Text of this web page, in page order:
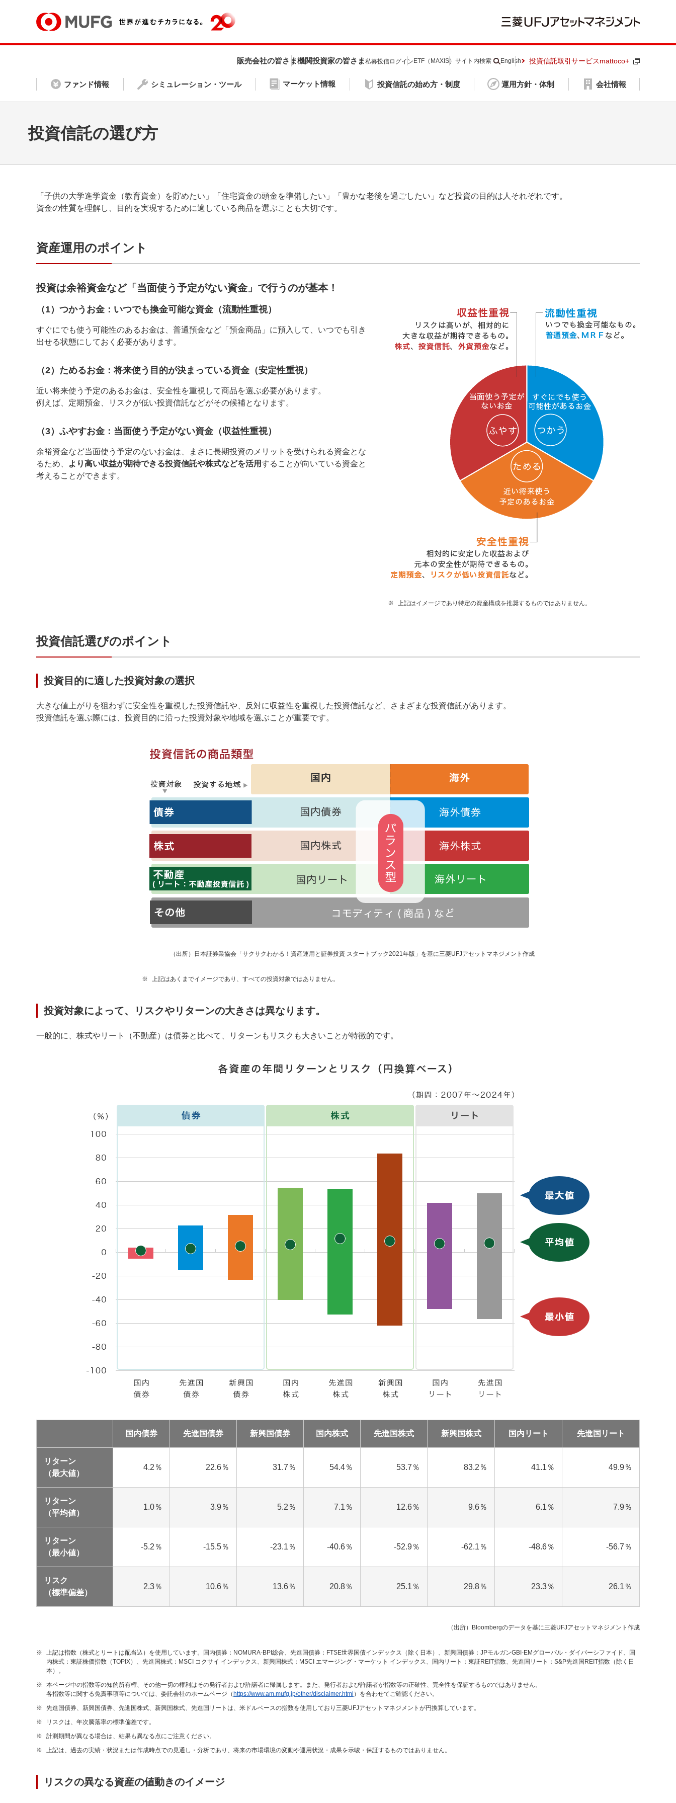
ファンド情報 シミュレーション・ツール マーケット情報 投資信託の始め方・制度 運用方針・体制 会社情報
販売会社の皆さま機関投資家の皆さま 私募投信ログイン ETF（MAXIS） サイト内検索 English 投資信託取引サービスmattoco+
投資信託の選び方
「子供の大学進学資金（教育資金）を貯めたい」「住宅資金の頭金を準備したい」「豊かな老後を過ごしたい」など投資の目的は人それぞれです。
資金の性質を理解し、目的を実現するために適している商品を選ぶことも大切です。
資産運用のポイント
投資は余裕資金など「当面使う予定がない資金」で行うのが基本！
※ 上記はイメージであり特定の資産構成を推奨するものではありません。
（1）つかうお金：いつでも換金可能な資金（流動性重視）
すぐにでも使う可能性のあるお金は、普通預金など「預金商品」に預入して、いつでも引き
出せる状態にしておく必要があります。
（2）ためるお金：将来使う目的が決まっている資金（安定性重視）
近い将来使う予定のあるお金は、安全性を重視して商品を選ぶ必要があります。
例えば、定期預金、リスクが低い投資信託などがその候補となります。
（3）ふやすお金：当面使う予定がない資金（収益性重視）
余裕資金など当面使う予定のないお金は、まさに長期投資のメリットを受けられる資金とな
るため、
より高い収益が期待できる投資信託や株式などを活用することが向いている資金と
考えることができます。
投資信託選びのポイント
投資目的に適した投資対象の選択
大きな値上がりを狙わずに安全性を重視した投資信託や、反対に収益性を重視した投資信託など、さまざまな投資信託があります。
投資信託を選ぶ際には、投資目的に沿った投資対象や地域を選ぶことが重要です。
（出所）日本証券業協会「サクサクわかる！資産運用と証券投資 スタートブック2021年版」を基に三菱UFJアセットマネジメント作成
※ 上記はあくまでイメージであり、すべての投資対象ではありません。
投資対象によって、リスクやリターンの大きさは異なります。
一般的に、株式やリート（不動産）は債券と比べて、リターンもリスクも大きいことが特徴的です。
国内債券 先進国債券 新興国債券 国内株式 先進国株式 新興国株式 国内リート 先進国リート
リターン
（最大値）
4.2％ 22.6％ 31.7％ 54.4％ 53.7％ 83.2％ 41.1％ 49.9％
リターン
（平均値）
1.0％ 3.9％ 5.2％ 7.1％ 12.6％ 9.6％ 6.1％ 7.9％
リターン
（最小値）
-5.2％ -15.5％ -23.1％ -40.6％ -52.9％ -62.1％ -48.6％ -56.7％
リスク
（標準偏差）
2.3％ 10.6％ 13.6％ 20.8％ 25.1％ 29.8％ 23.3％ 26.1％
（出所）Bloombergのデータを基に三菱UFJアセットマネジメント作成
※
上記は指数（株式とリートは配当込）を使用しています。国内債券：NOMURA-BPI総合、先進国債券：FTSE世界国債インデックス（除く日本）、新興国債券：JPモルガンGBI-EMグローバル・ダイバーシファイド、国
内株式：東証株価指数（TOPIX）、先進国株式：MSCI コクサイ インデックス、新興国株式：MSCI エマージング・マーケット インデックス、国内リート：東証REIT指数、先進国リート：S&P先進国REIT指数（除く日
本）。
※
本ページ中の指数等の知的所有権、その他一切の権利はその発行者および許諾者に帰属します。また、発行者および許諾者が指数等の正確性、完全性を保証するものではありません。
各指数等に関する免責事項等については、委託会社のホームページ（ https://www.am.mufg.jp/other/disclaimer.html ）を合わせてご確認ください。
※
先進国債券、新興国債券、先進国株式、新興国株式、先進国リートは、米ドルベースの指数を使用しており三菱UFJアセットマネジメントが円換算しています。
※
リスクは、年次騰落率の標準偏差です。
※
計測期間が異なる場合は、結果も異なる点にご注意ください。
※
上記は、過去の実績・状況または作成時点での見通し・分析であり、将来の市場環境の変動や運用状況・成果を示唆・保証するものではありません。
リスクの異なる資産の値動きのイメージ